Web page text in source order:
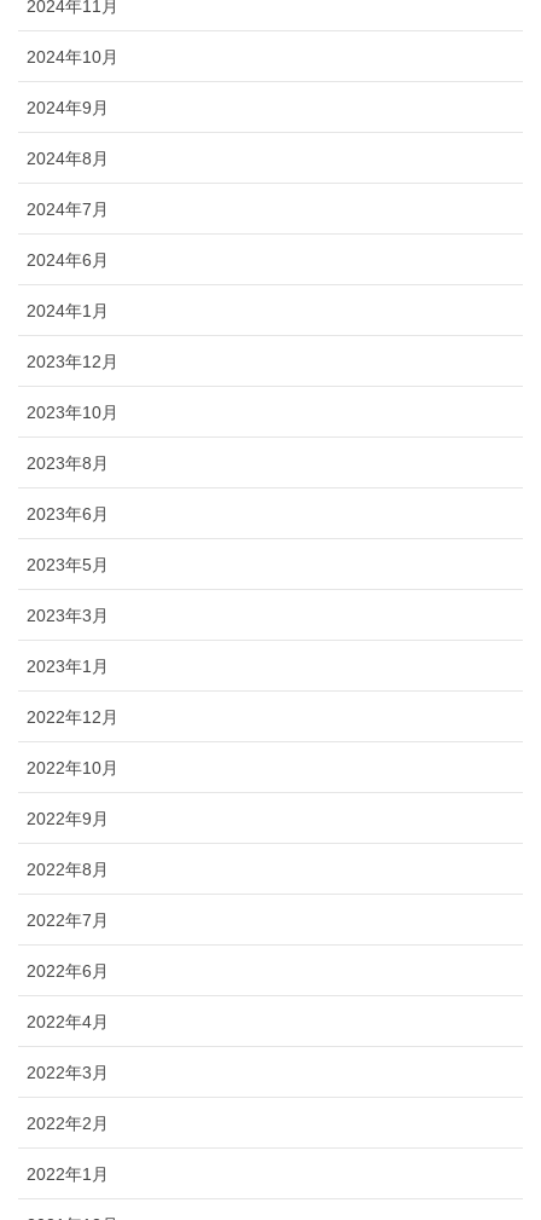
2024年11月
2024年10月
2024年9月
2024年8月
2024年7月
2024年6月
2024年1月
2023年12月
2023年10月
2023年8月
2023年6月
2023年5月
2023年3月
2023年1月
2022年12月
2022年10月
2022年9月
2022年8月
2022年7月
2022年6月
2022年4月
2022年3月
2022年2月
2022年1月